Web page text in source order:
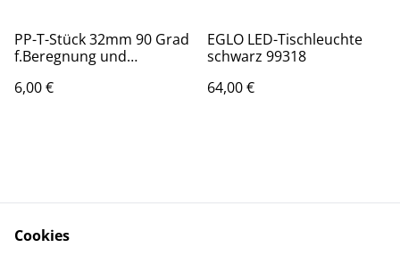
PP-T-Stück 32mm 90 Grad
f.Beregnung und
6,00 €
EGLO LED-Tischleuchte
schwarz 99318
64,00 €
Cookies